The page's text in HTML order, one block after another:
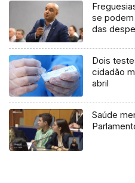
se
das
Dois
cidadão
abril
Saúde